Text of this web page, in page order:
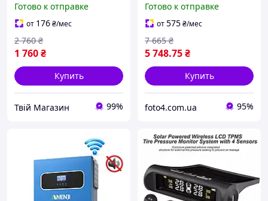
видеокамеры с
двухстороним звуком и
датчиком движения
Pixster
Готово к отправке
от 176₴/мес
1 760₴
2 760 ₴
Купить
Твій Магазин 99%
образная световая
перекладина с
прожекторами Par и
эффектами
Готово к отправке
от575₴/мес
5 748.75₴
7 665 ₴
Купить
foto4.com.ua 95%